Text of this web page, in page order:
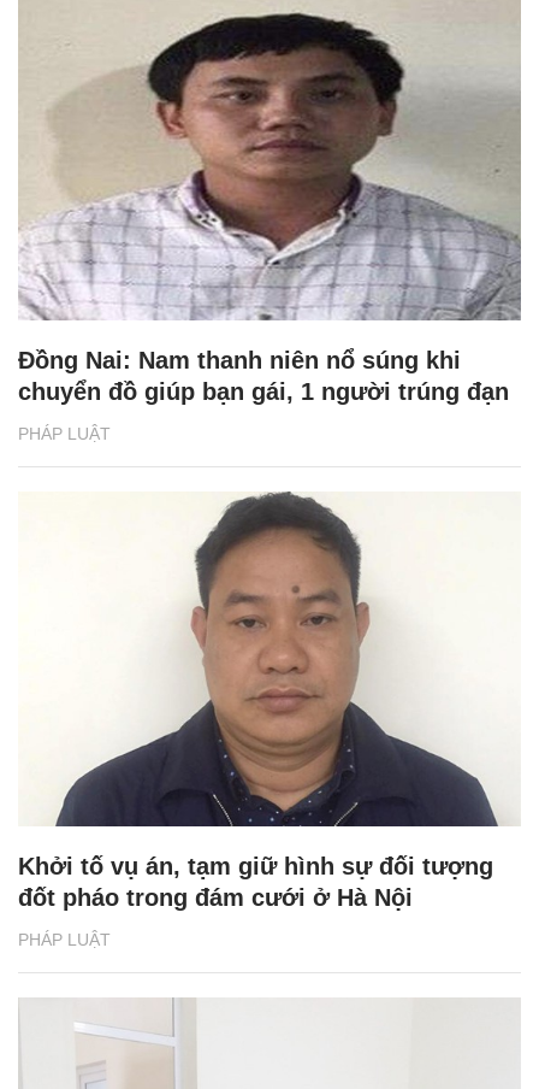
PHÁP LUẬT
Đồng Nai: Nam thanh niên nổ súng khi
chuyển đồ giúp bạn gái, 1 người trúng đạn
PHÁP LUẬT
Khởi tố vụ án, tạm giữ hình sự đối tượng
đốt pháo trong đám cưới ở Hà Nội